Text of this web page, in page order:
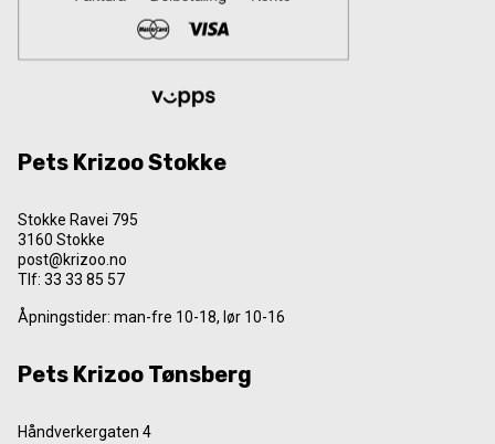
Pets Krizoo Stokke
Stokke Ravei 795
3160 Stokke
post@krizoo.no
Tlf: 33 33 85 57
Åpningstider: man-fre 10-18, lør 10-16
Pets Krizoo Tønsberg
Håndverkergaten 4